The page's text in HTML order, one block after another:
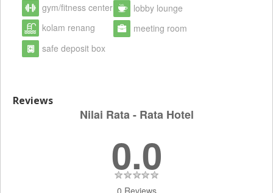
gym/fitness center
kolam renang
lobby lounge
meeting room
safe deposit box
Reviews
Nilai Rata - Rata Hotel
0.0
0 Reviews